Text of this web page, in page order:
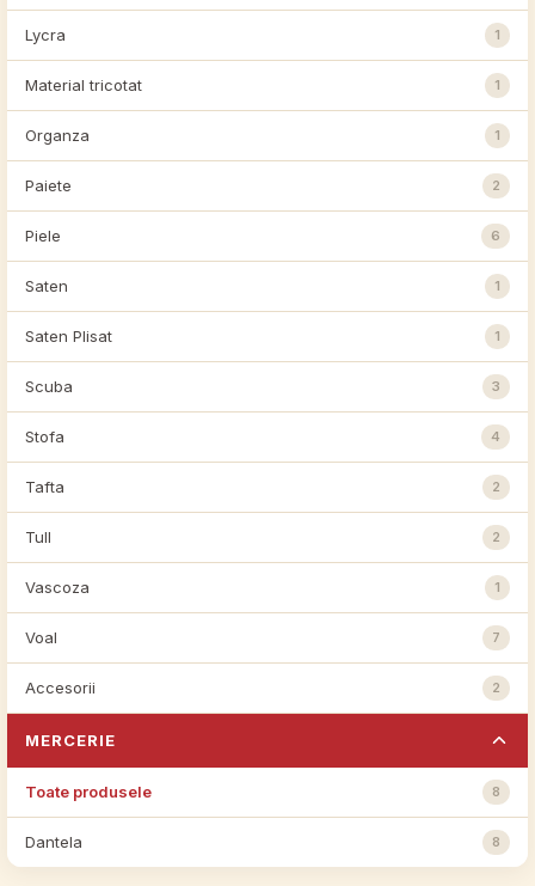
Lycra 1
Material tricotat 1
Organza 1
Paiete 2
Piele 6
Saten 1
Saten Plisat 1
Scuba 3
Stofa 4
Tafta 2
Tull 2
Vascoza 1
Voal 7
Accesorii 2
MERCERIE
Toate produsele 8
Dantela 8